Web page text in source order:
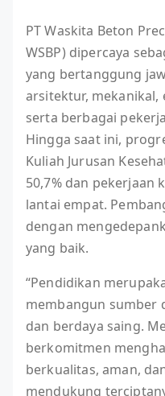
PT Waskita Beton
WSBP) dipercaya
yang bertanggung
arsitektur, mekanikal,
serta berbagai
Hingga saat ini,
Kuliah Jurusan
50,7% dan pekerjaan
lantai empat.
dengan
yang baik.
“Pendidikan
membangun sumber
dan berdaya saing.
berkomitmen
berkualitas, aman,
mendukung